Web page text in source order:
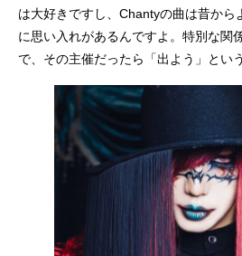
は大好きですし、Chantyの曲は昔から
に思い入れがあるんですよ。特別な関
で、その主催だったら「出よう」とい